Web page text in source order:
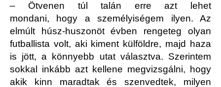
– Ötvenen túl talán erre azt lehet
mondani, hogy a személyiségem ilyen. Az
elmúlt húsz-huszonöt évben rengeteg olyan
futballista volt, aki kiment külföldre, majd haza
is jött, a könnyebb utat választva. Szerintem
sokkal inkább azt kellene megvizsgálni, hogy
akik kinn maradtak és szenvedtek, milyen